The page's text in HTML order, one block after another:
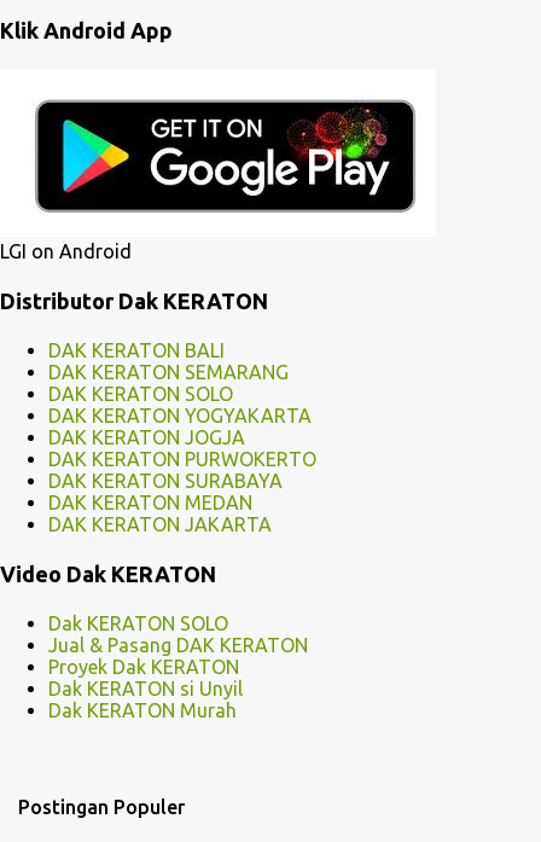
t
r
Klik Android App
LGI on Android
Distributor Dak KERATON
DAK KERATON BALI
DAK KERATON SEMARANG
DAK KERATON SOLO
DAK KERATON YOGYAKARTA
DAK KERATON JOGJA
DAK KERATON PURWOKERTO
DAK KERATON SURABAYA
DAK KERATON MEDAN
DAK KERATON JAKARTA
Video Dak KERATON
Dak KERATON SOLO
Jual & Pasang DAK KERATON
Proyek Dak KERATON
Dak KERATON si Unyil
Dak KERATON Murah
Postingan Populer